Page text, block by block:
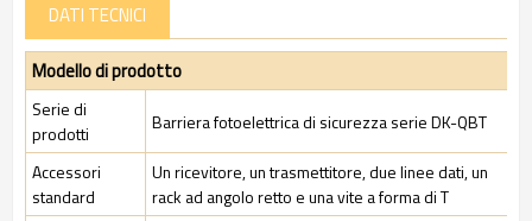
DATI TECNICI
Modello di prodotto
Serie di
prodotti
Barriera fotoelettrica di sicurezza serie DK-QBT
Accessori
standard
Un ricevitore, un trasmettitore, due linee dati, un
rack ad angolo retto e una vite a forma di T